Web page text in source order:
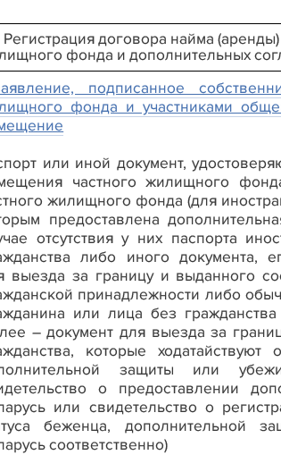
Регистрация договора найма
фонда и дополнительных
подписанное
фонда и участниками
или иной документ,
частного жилищного
жилищного фонда (для
предоставлена
отсутствия у них паспорта
либо иного документа,
выезда за границу и выданного
принадлежности либо
или лица без
– документ для выезда за
которые
защиты или
о предоставлении
или свидетельство о
беженца, дополнительной
соответственно)